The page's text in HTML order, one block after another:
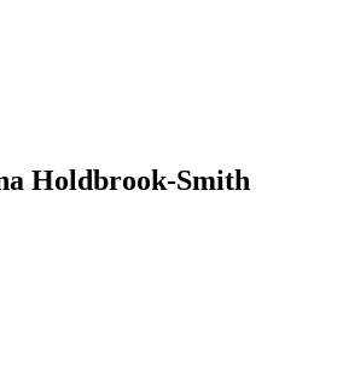
Holdbrook-Smith